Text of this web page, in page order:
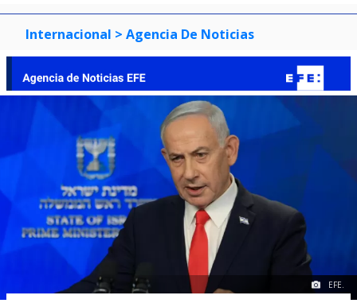
Internacional > Agencia De Noticias
EFE.